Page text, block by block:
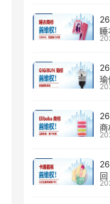
睡
查
瑜
商
乎